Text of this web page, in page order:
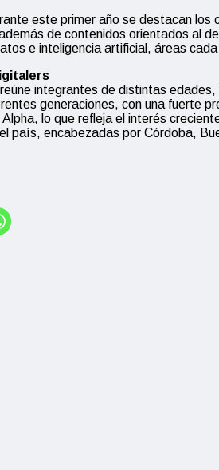
este primer año se destacan
de contenidos orientados al
e inteligencia artificial, áreas
reúne integrantes de distintas
generaciones, con una fuerte
lo que refleja el interés
país, encabezadas por Córdoba,